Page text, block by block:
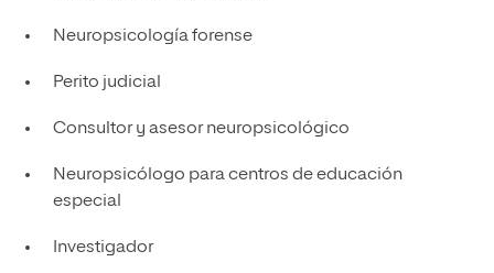
Neuropsicología forense
Perito judicial
Consultor y asesor neuropsicológico
Neuropsicólogo para centros de educación
especial
Investigador